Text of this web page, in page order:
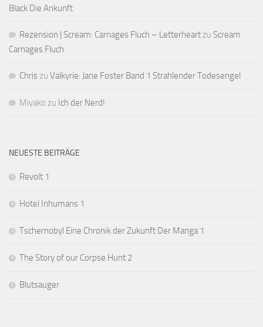
Black Die Ankunft
Rezension | Scream: Carnages Fluch – Letterheartzu Scream
Carnages Fluch
Chriszu Valkyrie: Jane Foster Band 1 Strahlender Todesengel
Miyako zu Ich der Nerd!
NEUESTE BEITRÄGE
Revolt 1
Hotel Inhumans 1
Tschernobyl Eine Chronik der Zukunft Der Manga 1
The Story of our Corpse Hunt 2
Blutsauger